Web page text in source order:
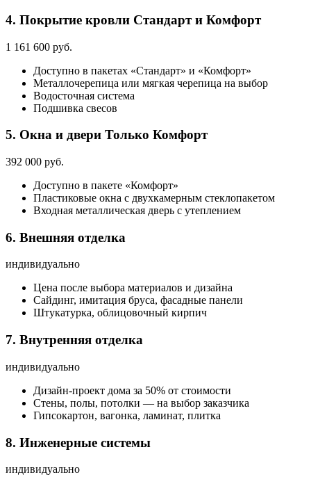
4. Покрытие кровли Стандарт и Комфорт
1 161 600 руб.
Доступно в пакетах «Стандарт» и «Комфорт»
Металлочерепица или мягкая черепица на выбор
Водосточная система
Подшивка свесов
5. Окна и двери Только Комфорт
392 000 руб.
Доступно в пакете «Комфорт»
Пластиковые окна с двухкамерным стеклопакетом
Входная металлическая дверь с утеплением
6. Внешняя отделка
индивидуально
Цена после выбора материалов и дизайна
Сайдинг, имитация бруса, фасадные панели
Штукатурка, облицовочный кирпич
7. Внутренняя отделка
индивидуально
Дизайн-проект дома за 50% от стоимости
Стены, полы, потолки — на выбор заказчика
Гипсокартон, вагонка, ламинат, плитка
8. Инженерные системы
индивидуально